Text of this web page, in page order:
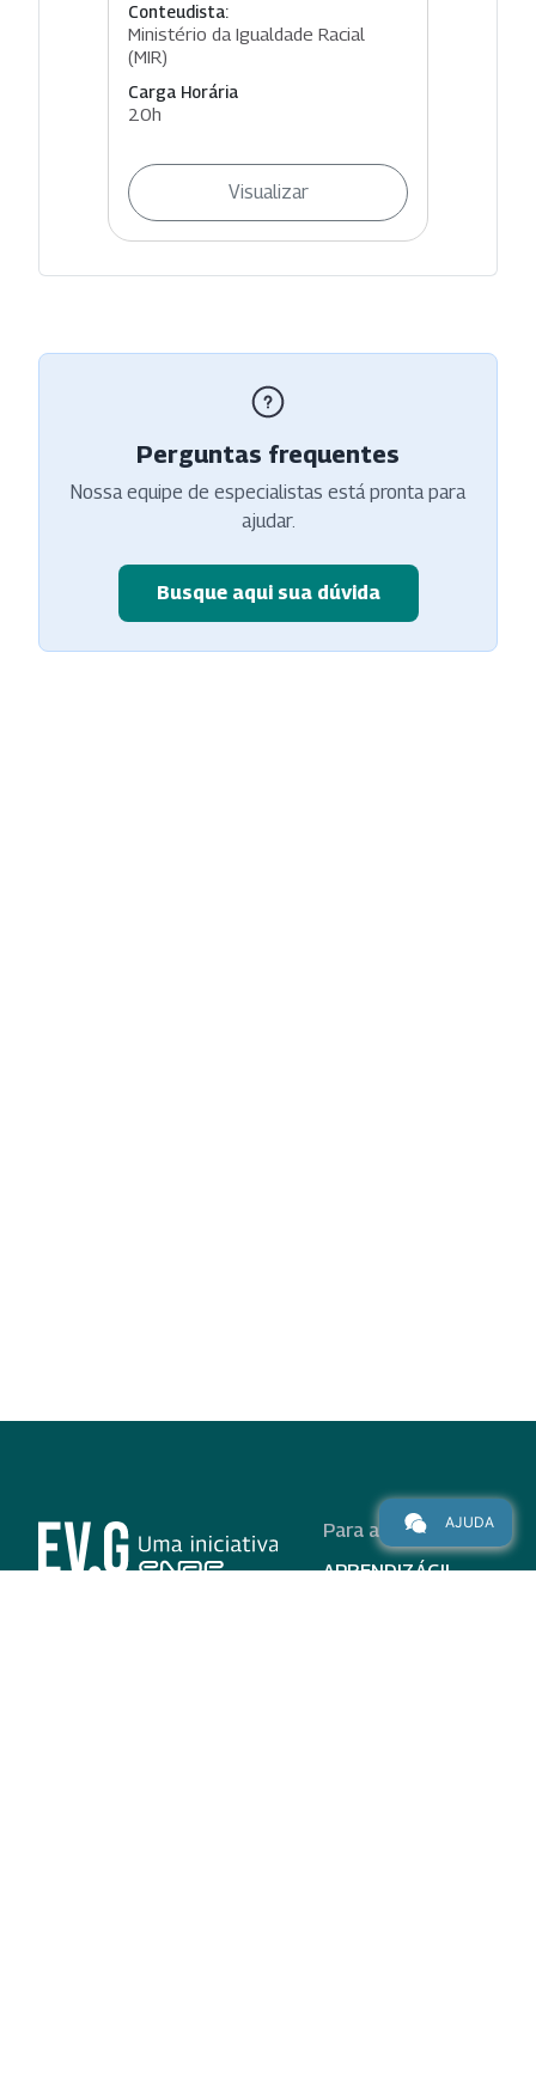
Conteudista:
Ministério da Igualdade Racial
(MIR)
Carga Horária
20h
Visualizar
Perguntas frequentes
Nossa equipe de especialistas está pronta para
ajudar.
Busque aqui sua dúvida
Para alunos
APRENDIZÁGIL
AJUDA